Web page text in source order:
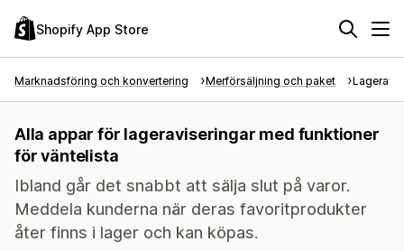
Shopify App Store
Marknadsföring och konvertering Merförsäljning och paket
Alla appar för lageraviseringar med funktioner
för väntelista
Ibland går det snabbt att sälja slut på varor.
Meddela kunderna när deras favoritprodukter
åter finns i lager och kan köpas.